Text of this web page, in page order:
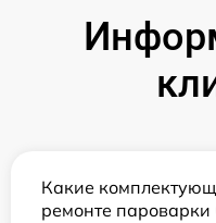
Какие
ремонте пароварки